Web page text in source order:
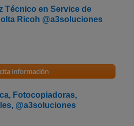
Técnico en Service de
Ricoh @a3soluciones
información
Fotocopiadoras,
@a3soluciones